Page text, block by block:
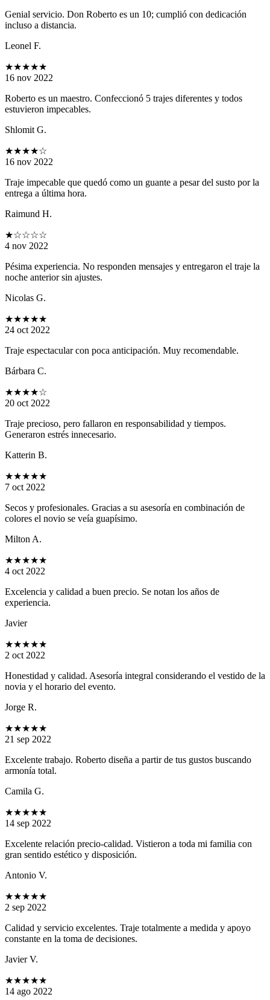
Genial servicio. Don Roberto es un 10; cumplió con dedicación
incluso a distancia.
Leonel F.
★★★★★
16 nov 2022
Roberto es un maestro. Confeccionó 5 trajes diferentes y todos
estuvieron impecables.
Shlomit G.
★★★★☆
16 nov 2022
Traje impecable que quedó como un guante a pesar del susto por la
entrega a última hora.
Raimund H.
★☆☆☆☆
4 nov 2022
Pésima experiencia. No responden mensajes y entregaron el traje la
noche anterior sin ajustes.
Nicolas G.
★★★★★
24 oct 2022
Traje espectacular con poca anticipación. Muy recomendable.
Bárbara C.
★★★★☆
20 oct 2022
Traje precioso, pero fallaron en responsabilidad y tiempos.
Generaron estrés innecesario.
Katterin B.
★★★★★
7 oct 2022
Secos y profesionales. Gracias a su asesoría en combinación de
colores el novio se veía guapísimo.
Milton A.
★★★★★
4 oct 2022
Excelencia y calidad a buen precio. Se notan los años de
experiencia.
Javier
★★★★★
2 oct 2022
Honestidad y calidad. Asesoría integral considerando el vestido de la
novia y el horario del evento.
Jorge R.
★★★★★
21 sep 2022
Excelente trabajo. Roberto diseña a partir de tus gustos buscando
armonía total.
Camila G.
★★★★★
14 sep 2022
Excelente relación precio-calidad. Vistieron a toda mi familia con
gran sentido estético y disposición.
Antonio V.
★★★★★
2 sep 2022
Calidad y servicio excelentes. Traje totalmente a medida y apoyo
constante en la toma de decisiones.
Javier V.
★★★★★
14 ago 2022